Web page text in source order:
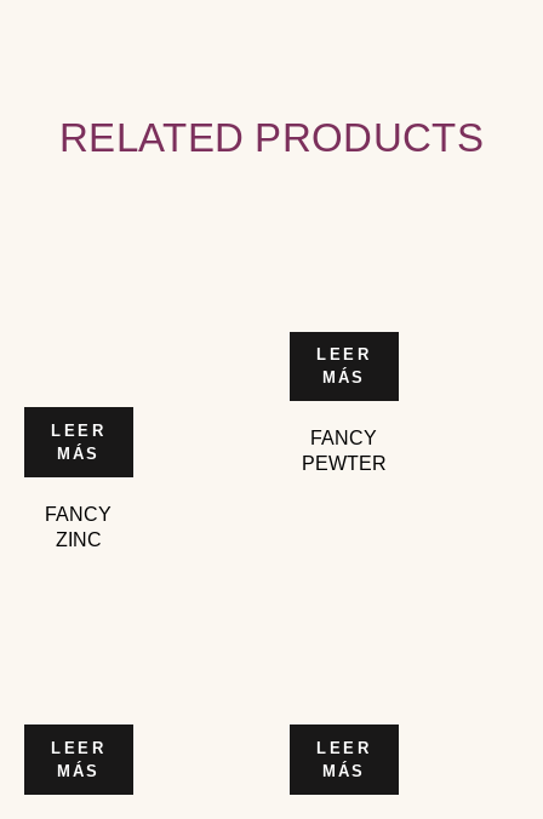
RELATED PRODUCTS
LEER
MÁS
FANCY
ZINC
LEER
MÁS
FANCY
PEWTER
LEER
MÁS
LEER
MÁS